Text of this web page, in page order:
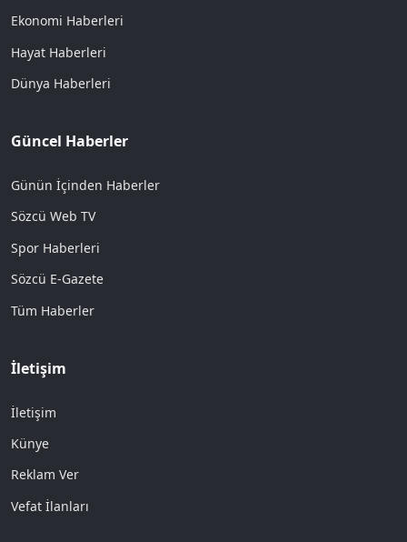
Ekonomi Haberleri
Hayat Haberleri
Dünya Haberleri
Güncel Haberler
Günün İçinden Haberler
Sözcü Web TV
Spor Haberleri
Sözcü E-Gazete
Tüm Haberler
İletişim
İletişim
Künye
Reklam Ver
Vefat İlanları